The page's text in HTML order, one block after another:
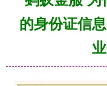
的身份证信